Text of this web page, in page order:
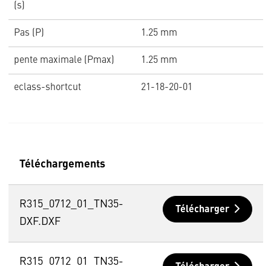
(s)
Pas (P) 1.25 mm
pente maximale (Pmax) 1.25 mm
eclass-shortcut 21-18-20-01
Téléchargements
R315_0712_01_TN35-
DXF.DXF
Télécharger
R315_0712_01_TN35-